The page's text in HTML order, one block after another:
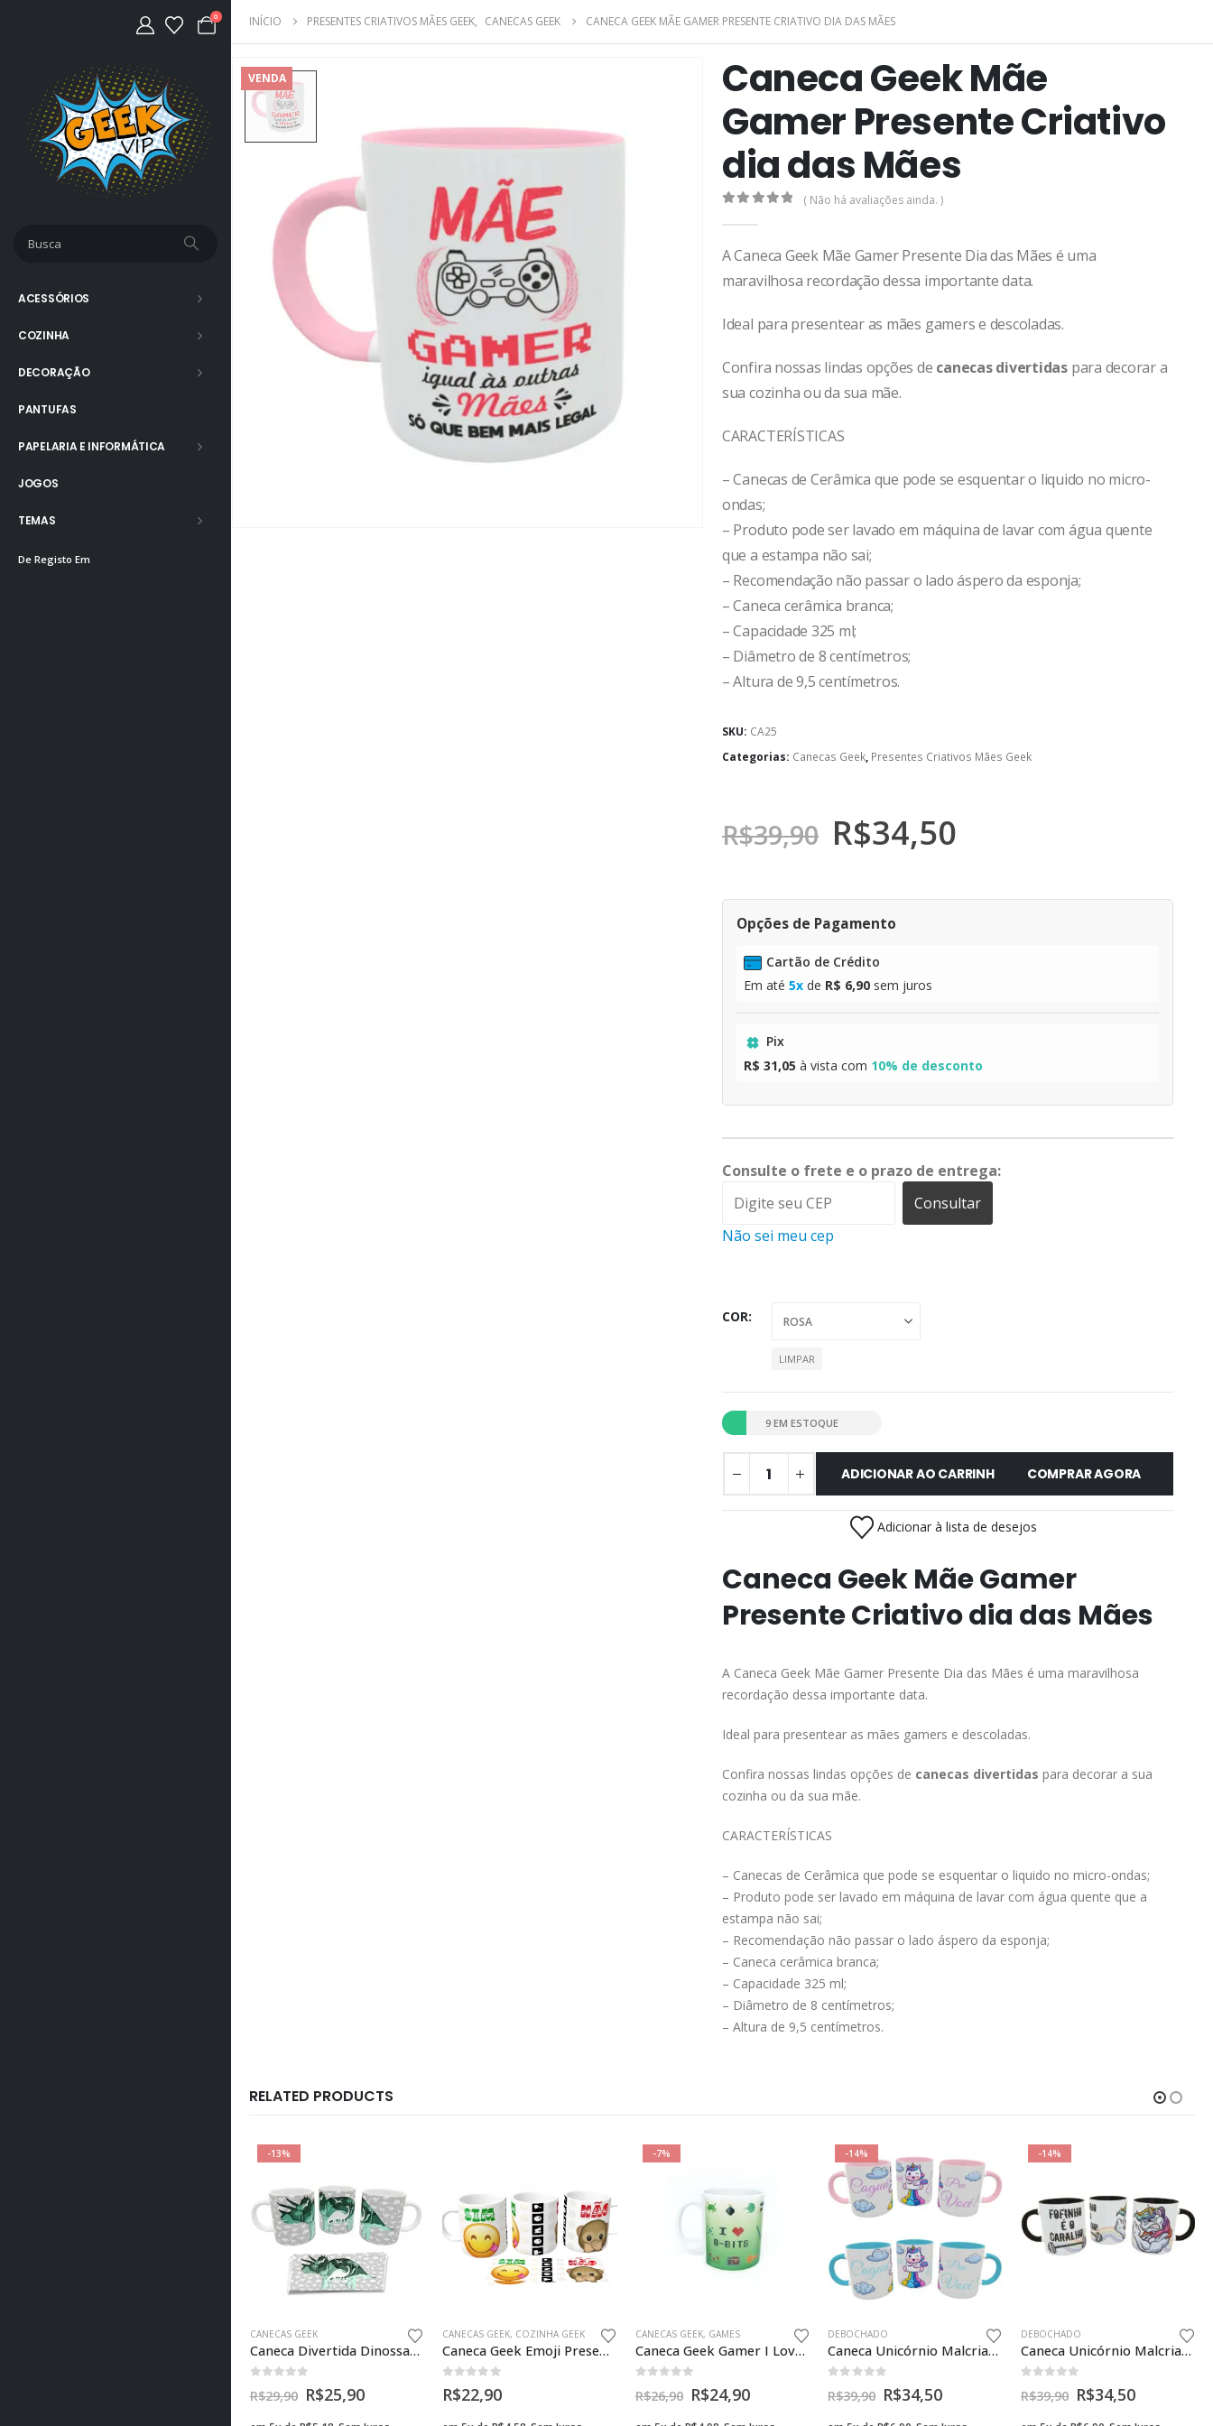
0
ACESSÓRIOS
COZINHA
DECORAÇÃO
PANTUFAS
PAPELARIA E INFORMÁTICA
JOGOS
TEMAS
De Registo Em
INÍCIO PRESENTES CRIATIVOS MÃES GEEK, CANECAS GEEK CANECA GEEK MÃE GAMER PRESENTE CRIATIVO DIA DAS MÃES
VENDA
Caneca Geek Mãe
Gamer Presente Criativo
dia das Mães
( Não há avaliações ainda. )
A Caneca Geek Mãe Gamer Presente Dia das Mães é uma
maravilhosa recordação dessa importante data.
Ideal para presentear as mães gamers e descoladas.
Confira nossas lindas opções de canecas divertidaspara decorar a
sua cozinha ou da sua mãe.
CARACTERÍSTICAS
– Canecas de Cerâmica que pode se esquentar o liquido no micro-
ondas;
– Produto pode ser lavado em máquina de lavar com água quente
que a estampa não sai;
– Recomendação não passar o lado áspero da esponja;
– Caneca cerâmica branca;
– Capacidade 325 ml;
– Diâmetro de 8 centímetros;
– Altura de 9,5 centímetros.
SKU: CA25
Categorias: Canecas Geek, Presentes Criativos Mães Geek
R$39,90 R$34,50
Opções de Pagamento
Cartão de Crédito
Em até 5xde R$ 6,90sem juros
Pix
R$ 31,05 à vista com 10% de desconto
Consulte o frete e o prazo de entrega:
Consultar
Não sei meu cep
COR
LIMPAR
9 EM ESTOQUE
ADICIONAR AO CARRINHO COMPRAR AGORA
Adicionar à lista de desejos
Caneca Geek Mãe Gamer
Presente Criativo dia das Mães
A Caneca Geek Mãe Gamer Presente Dia das Mães é uma maravilhosa
recordação dessa importante data.
Ideal para presentear as mães gamers e descoladas.
Confira nossas lindas opções de canecas divertidas para decorar a sua
cozinha ou da sua mãe.
CARACTERÍSTICAS
– Canecas de Cerâmica que pode se esquentar o liquido no micro-ondas;
– Produto pode ser lavado em máquina de lavar com água quente que a
estampa não sai;
– Recomendação não passar o lado áspero da esponja;
– Caneca cerâmica branca;
– Capacidade 325 ml;
– Diâmetro de 8 centímetros;
– Altura de 9,5 centímetros.
RELATED PRODUCTS
PRESENTES CRIATIVOS NAMORADOS GEEK
-13%
CANECAS GEEK
Caneca Divertida Dinossauro Triceratops Presente Geek
R$29,90 R$25,90
CANECAS GEEK, COZINHA GEEK
Caneca Geek Emoji Presente Criativo
fora de 5
R$22,90
-7%
CANECAS GEEK, GAMES
Caneca Geek Gamer I Love 8 Bits
R$26,90 R$24,90
-14%
DEBOCHADO
Caneca Unicórnio Malcriado Caguei pra Você Presente Divertido
R$39,90 R$34,50
-14%
DEBOCHADO
Caneca Unicórnio Malcriado Fofinho é o Caralho Presente Divertido
R$39,90 R$34,50